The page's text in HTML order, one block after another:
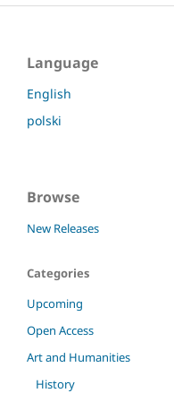
Language
English
polski
Browse
New Releases
Categories
Upcoming
Open Access
Art and Humanities
History